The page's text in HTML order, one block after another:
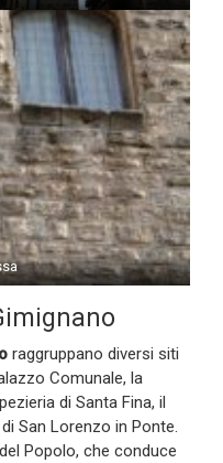
raggruppano diversi siti
Comunale, la
di Santa Fina, il
San Lorenzo in Ponte.
Popolo, che conduce